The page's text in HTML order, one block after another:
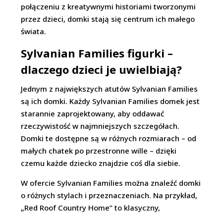
połączeniu z kreatywnymi historiami tworzonymi
przez dzieci, domki stają się centrum ich małego
świata.
Sylvanian Families figurki –
dlaczego dzieci je uwielbiają?
Jednym z największych atutów Sylvanian Families
są ich domki. Każdy Sylvanian Families domek jest
starannie zaprojektowany, aby oddawać
rzeczywistość w najmniejszych szczegółach.
Domki te dostępne są w różnych rozmiarach – od
małych chatek po przestronne wille – dzięki
czemu każde dziecko znajdzie coś dla siebie.
W ofercie Sylvanian Families można znaleźć domki
o różnych stylach i przeznaczeniach. Na przykład,
„Red Roof Country Home” to klasyczny,